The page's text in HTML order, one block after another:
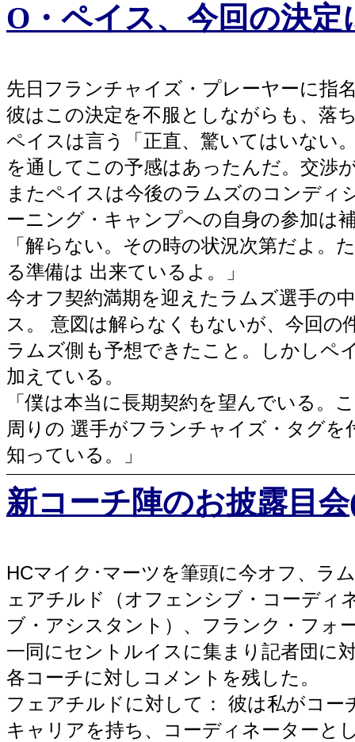
O・ペイス、今回の決
先日フランチャイズ・プレーヤーに指
彼はこの決定を不服としながらも、落
ペイスは言う「正直、驚いてはいない
を通してこの予感はあったんだ。交渉
またペイスは今後のラムズのコンデ
ーニング・キャンプへの自身の参加は
「解らない。その時の状況次第だよ
る準備は 出来ているよ。」
今オフ契約満期を迎えたラムズ選手の
ス。 意図は解らなくもないが、今回
ラムズ側も予想できたこと。しかしペ
加えている。
「僕は本当に長期契約を望んでいる
周りの 選手がフランチャイズ・タグ
知っている。」
新コーチ陣のお披露目会
HCマイク･マーツを筆頭に今オフ、ラ
ェアチルド（オフェンシブ・コーディ
ブ・アシスタント）、フランク・フォ
一同にセントルイスに集まり記者団に
各コーチに対しコメントを残した。
フェアチルドに対して： 彼は私がコ
キャリアを持ち、コーディネーターと